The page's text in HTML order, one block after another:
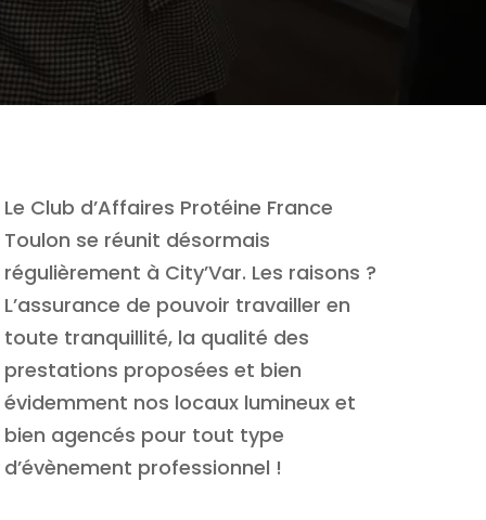
Le Club d’Affaires Protéine France
Toulon se réunit désormais
régulièrement à City’Var. Les raisons ?
L’assurance de pouvoir travailler en
toute tranquillité, la qualité des
prestations proposées et bien
évidemment nos locaux lumineux et
bien agencés pour tout type
d’évènement professionnel !